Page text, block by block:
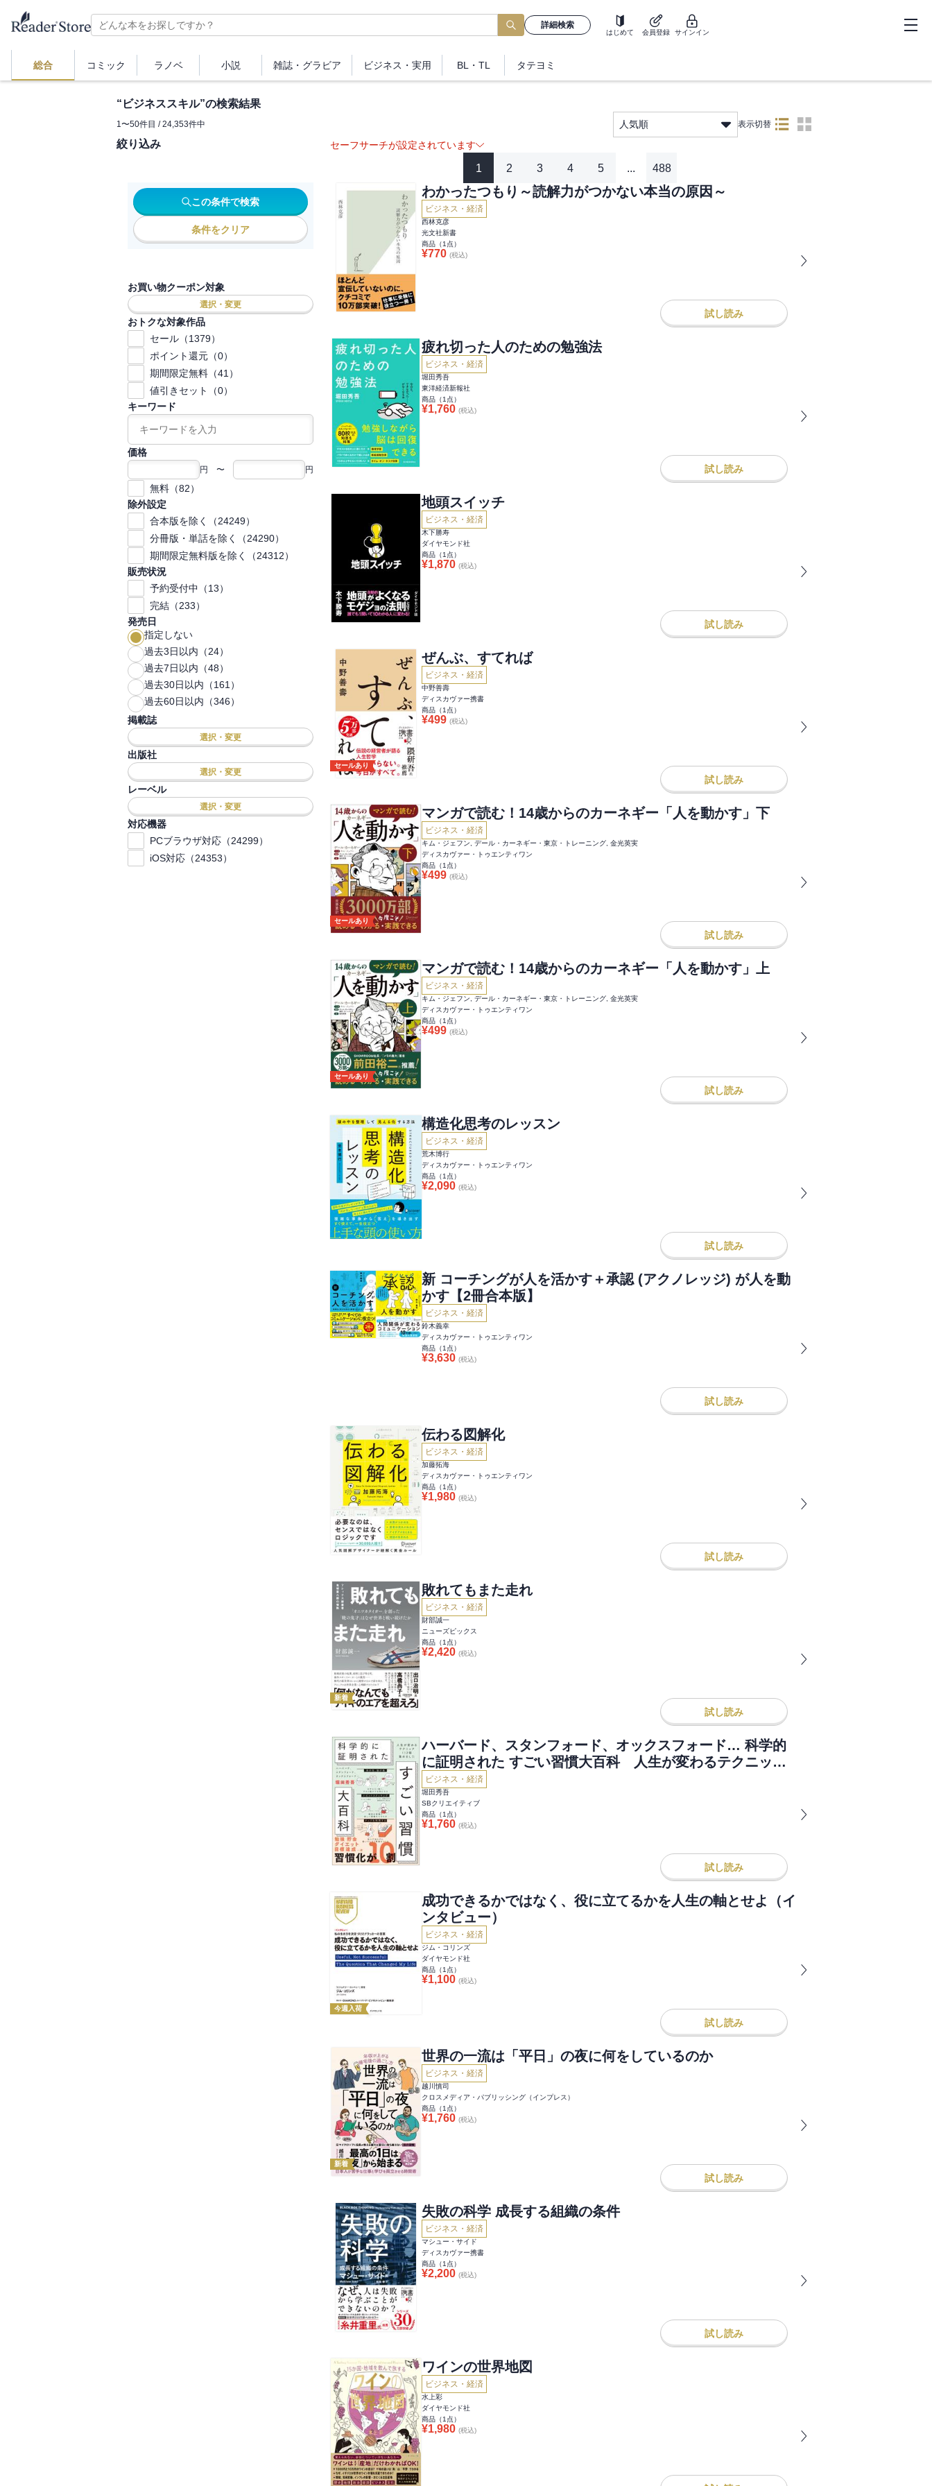
詳細検索
はじめて 会員登録 サインイン
総合 コミック ラノベ 小説 雑誌・ グラビア ビジネス ・実用 BL・TL タテヨミ
“ ビジネススキル”の検索結果
1〜50件目 / 24,353件中 人気順 表示切替
絞り込み
この条件で検索
条件をクリア
お買い物クーポン対象
選択・変更
おトクな対象作品
セール（1379）
ポイント還元（0）
期間限定無料（41）
値引きセット（0）
キーワード
価格
円 〜 円
無料（82）
除外設定
合本版を除く（24249）
分冊版・単話を除く（24290）
期間限定無料版を除く（24312）
販売状況
予約受付中（13）
完結（233）
発売日
指定しない
過去3日以内（24）
過去7日以内（48）
過去30日以内（161）
過去60日以内（346）
掲載誌
選択・変更
出版社
選択・変更
レーベル
選択・変更
対応機器
PCブラウザ対応（24299）
iOS対応（24353）
セーフサーチが設定されています
1 2 3 4 5 ... 488
わかったつもり～読解力がつかない本当の原因～
ビジネス・経済
西林克彦
光文社新書
商品（1 点）
¥770 (税込)
試し読み
疲れ切った人のための勉強法
ビジネス・経済
堀田秀吾
東洋経済新報社
商品（1 点）
¥1,760 (税込)
試し読み
地頭スイッチ
ビジネス・経済
木下勝寿
ダイヤモンド社
商品（1 点）
¥1,870 (税込)
試し読み
セールあり
ぜんぶ、すてれば
ビジネス・経済
中野善壽
ディスカヴァー携書
商品（1 点）
¥499 (税込)
試し読み
セールあり
マンガで読む！14歳からのカーネギー「人を動かす」下
ビジネス・経済
キム・ジェフン, デール・カーネギー・東京・トレーニング, 金光英実
ディスカヴァー・トゥエンティワン
商品（1 点）
¥499 (税込)
試し読み
セールあり
マンガで読む！14歳からのカーネギー「人を動かす」上
ビジネス・経済
キム・ジェフン, デール・カーネギー・東京・トレーニング, 金光英実
ディスカヴァー・トゥエンティワン
商品（1 点）
¥499 (税込)
試し読み
構造化思考のレッスン
ビジネス・経済
荒木博行
ディスカヴァー・トゥエンティワン
商品（1 点）
¥2,090 (税込)
試し読み
新 コーチングが人を活かす＋承認 (アクノレッジ) が人を動
かす【2冊合本版】
ビジネス・経済
鈴木義幸
ディスカヴァー・トゥエンティワン
商品（1 点）
¥3,630 (税込)
試し読み
伝わる図解化
ビジネス・経済
加藤拓海
ディスカヴァー・トゥエンティワン
商品（1 点）
¥1,980 (税込)
試し読み
新着
敗れてもまた走れ
ビジネス・経済
財部誠一
ニューズピックス
商品（1 点）
¥2,420 (税込)
試し読み
ハーバード、スタンフォード、オックスフォード… 科学的
に証明された すごい習慣大百科 人生が変わるテクニック
112個集めました
ビジネス・経済
堀田秀吾
SBクリエイティブ
商品（1 点）
¥1,760 (税込)
試し読み
今週入荷
成功できるかではなく、役に立てるかを人生の軸とせよ（イ
ンタビュー）
ビジネス・経済
ジム・コリンズ
ダイヤモンド社
商品（1 点）
¥1,100 (税込)
試し読み
新着
世界の一流は「平日」の夜に何をしているのか
ビジネス・経済
越川慎司
クロスメディア・パブリッシング（インプレス）
商品（1 点）
¥1,760 (税込)
試し読み
失敗の科学 成長する組織の条件
ビジネス・経済
マシュー・サイド
ディスカヴァー携書
商品（1 点）
¥2,200 (税込)
試し読み
ワインの世界地図
ビジネス・経済
水上彩
ダイヤモンド社
商品（1 点）
¥1,980 (税込)